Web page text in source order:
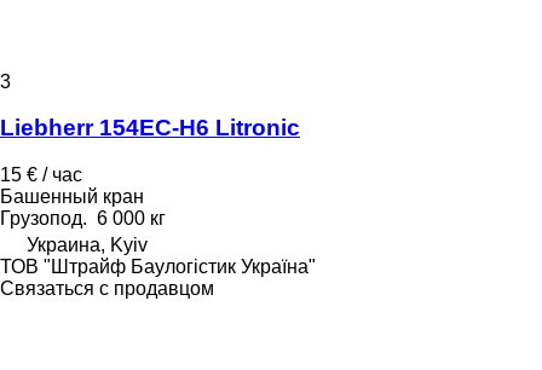
3
Liebherr 154EC-H6 Litronic
15 € / час
Башенный кран
Грузопод. 6 000 кг
Украина, Kyiv
ТОВ "Штрайф Баулогістик Україна"
Связаться с продавцом